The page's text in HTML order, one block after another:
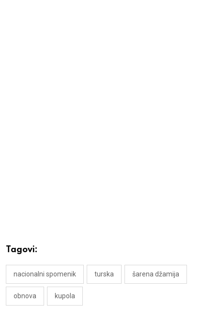
Tagovi:
nacionalni spomenik turska šarena džamija
obnova kupola